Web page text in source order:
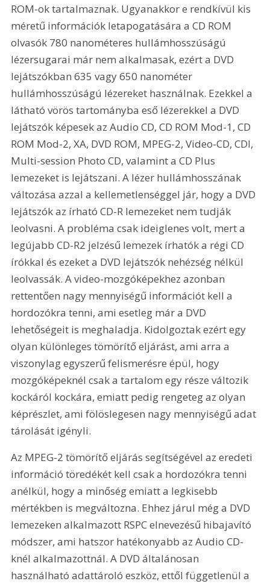
ROM-ok tartalmaznak. Ugyanakkor e rendkívül kis
méretű információk letapogatására a CD ROM
olvasók 780 nanométeres hullámhosszúságú
lézersugarai már nem alkalmasak, ezért a DVD
lejátszókban 635 vagy 650 nanométer
hullámhosszúságú lézereket használnak. Ezekkel a
látható vörös tartományba eső lézerekkel a DVD
lejátszók képesek az Audio CD, CD ROM Mod-1, CD
ROM Mod-2, XA, DVD ROM, MPEG-2, Video-CD, CDI,
Multi-session Photo CD, valamint a CD Plus
lemezeket is lejátszani. A lézer hullámhosszának
változása azzal a kellemetlenséggel jár, hogy a DVD
lejátszók az írható CD-R lemezeket nem tudják
leolvasni. A probléma csak ideiglenes volt, mert a
legújabb CD-R2 jelzésű lemezek írhatók a régi CD
írókkal és ezeket a DVD lejátszók nehézség nélkül
leolvassák. A video-mozgóképekhez azonban
rettentően nagy mennyiségű információt kell a
hordozókra tenni, ami esetleg már a DVD
lehetőségeit is meghaladja. Kidolgoztak ezért egy
olyan különleges tömörítő eljárást, ami arra a
viszonylag egyszerű felismerésre épül, hogy
mozgóképeknél csak a tartalom egy része változik
kockáról kockára, emiatt pedig rengeteg az olyan
képrészlet, ami fölöslegesen nagy mennyiségű adat
tárolását igényli.
Az MPEG-2 tömörítő eljárás segítségével az eredeti
információ töredékét kell csak a hordozókra tenni
anélkül, hogy a minőség emiatt a legkisebb
mértékben is megváltozna. Ehhez járul még a DVD
lemezeken alkalmazott RSPC elnevezésű hibajavító
módszer, ami hatszor hatékonyabb az Audio CD-
knél alkalmazottnál. A DVD általánosan
használható adattároló eszköz, ettől függetlenül a